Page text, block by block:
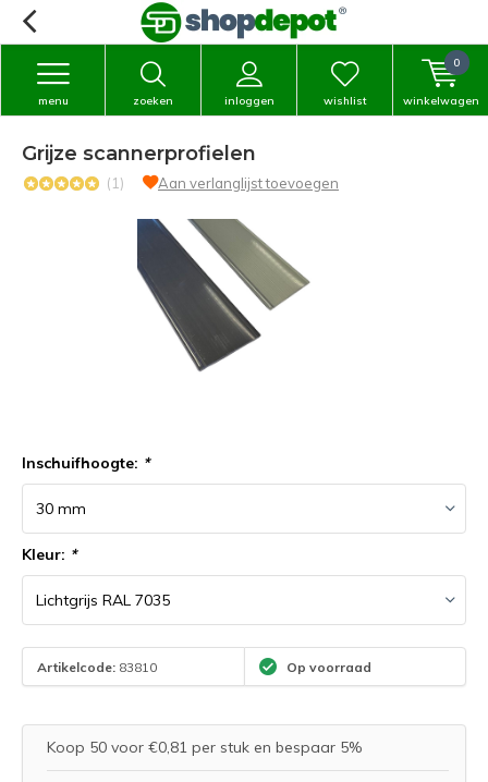
zoeken inloggen
menu wishlist winkelwagen
0
Grijze scannerprofielen
(1) Aan verlanglijst toevoegen
Inschuifhoogte: *
Kleur: *
Artikelcode: 83810 Op voorraad
Koop 50 voor €0,81 per stuk en bespaar 5%